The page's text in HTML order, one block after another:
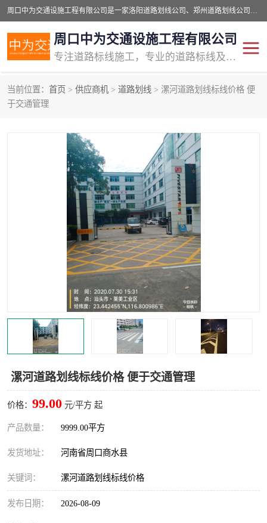
周口中为交通设施工程有限公司是一家洛阳道路划线公司、郑州道路划线公司、平顶山道路车位划线公司、开封车位划线公司、许昌道路车位划线公司、漯河道路车位划线公司，公司始终坚持“诚信、匠心、专注”的宗旨；我们的经营理念是：的服务。
周口中为交通设施工程有限公司
专注道路标线施工，专业的道路标线及交通设施施工服务商!
当前位置： 首页 > 供应商机 > 道路划线 > 漯河道路划线标线价格 便
于交通管理
漯河道路划线标线价格 便于交通管理
价格： 99.00 元/平方 起
产品数量： 9999.00平方
发货地址： 河南省周口商水县
关键词： 漯河道路划线标线价格
发布日期： 2026-08-09
交通道路标线
道路标线划线 马路标线
道路划线